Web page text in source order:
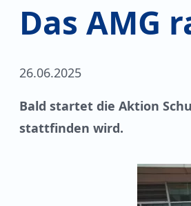
Das AMG
26.06.2025
Bald startet die Aktion
stattfinden wird.